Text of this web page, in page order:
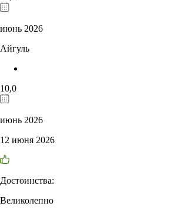
июнь 2026
Айгуль
10,0
июнь 2026
12 июня 2026
Достоинства:
Великолепно